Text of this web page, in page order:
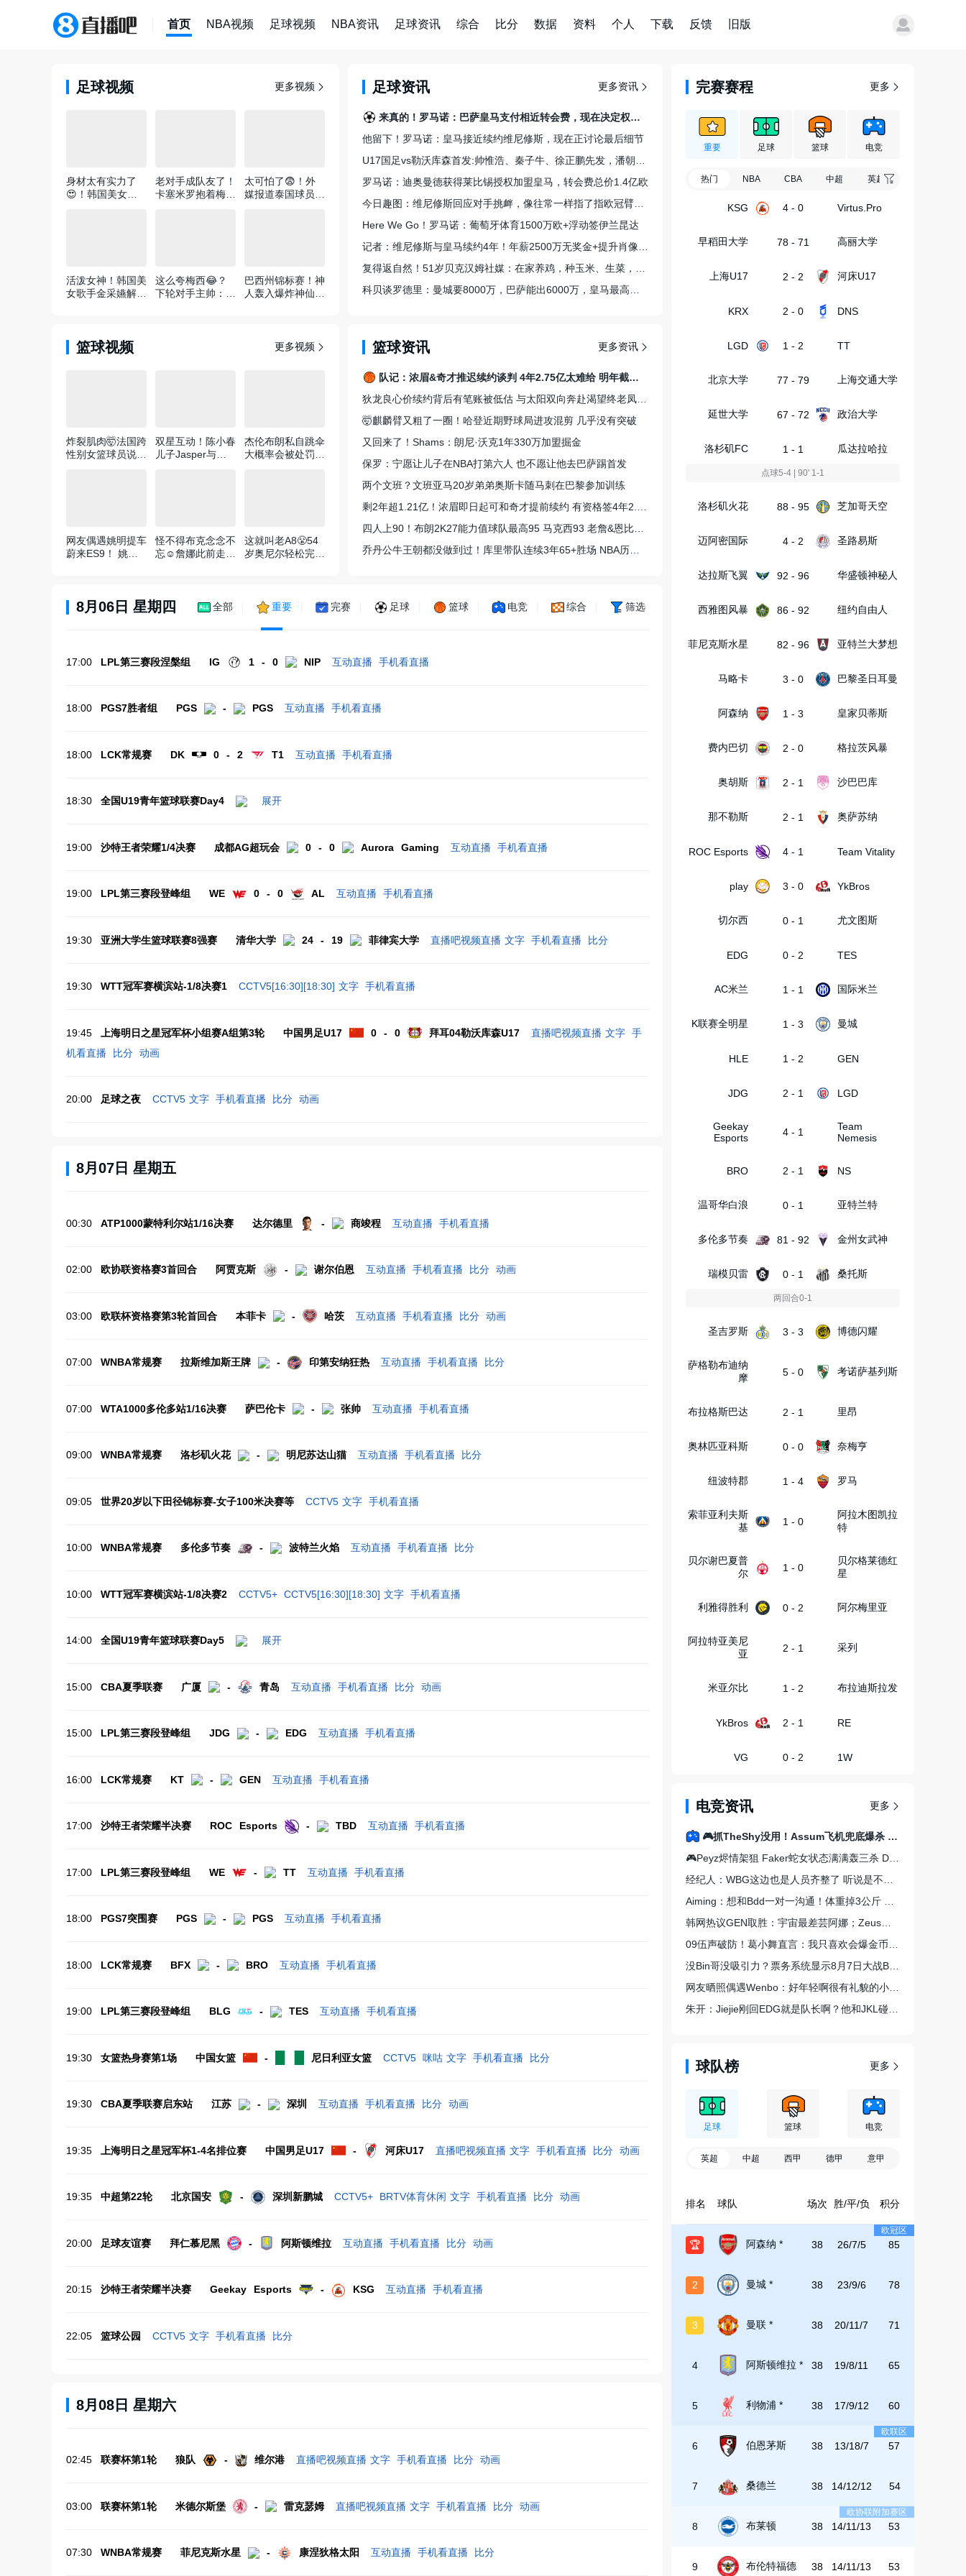
首页 NBA视频 足球视频 NBA资讯 足球资讯 综合 比分 数据 资料 个人 下载 反馈 旧版
足球视频 更多视频
身材太有实力了
😍！韩国美女歌
老对手成队友了！
卡塞米罗抱着梅
太可怕了😨！外
媒报道泰国球员比
活泼女神！韩国美
女歌手金采嬿解说
这么夸梅西😂？
下轮对手主帅：哥
巴西州锦标赛！神
人轰入爆炸神仙
足球资讯 更多资讯
来真的！罗马诺：巴萨皇马支付相近转会费，现在决定权在罗德里
他留下！罗马诺：皇马接近续约维尼修斯，现在正讨论最后细节
罗马诺：迪奥曼德获得莱比锡授权加盟皇马，转会费总价1.4亿欧
Here We Go！罗马诺：葡萄牙体育1500万欧+浮动签伊兰昆达
篮球视频 更多视频
炸裂肌肉🤯法国跨
性别女篮球员说想
双星互动！陈小春
儿子Jasper与湖
杰伦布朗私自跳伞
大概率会被处罚！
网友偶遇姚明提车
蔚来ES9！ 姚明
怪不得布克念念不
忘☺️詹娜此前走
这就叫老A8😤54
岁奥尼尔轻松完成
篮球资讯 更多资讯
队记：浓眉&奇才推迟续约谈判 4年2.75亿太难给 明年截止日成关键
🤯麒麟臂又粗了一圈！哈登近期野球局进攻混剪 几乎没有突破
又回来了！Shams：朗尼·沃克1年330万加盟掘金
保罗：宁愿让儿子在NBA打第六人 也不愿让他去巴萨踢首发
两个文班？文班亚马20岁弟弟奥斯卡随马刺在巴黎参加训练
全部 重要 完赛 足球 篮球 电竞 综合 筛选
8月06日 星期四
17:00 LPL第三赛段涅槃组 IG 1 - 0 NIP 互动直播 手机看直播
18:00 PGS7胜者组 PGS - PGS 互动直播 手机看直播
18:00 LCK常规赛 DK 0 - 2 T1 互动直播 手机看直播
18:30 全国U19青年篮球联赛Day4 展开
19:00 沙特王者荣耀1/4决赛 成都AG超玩会 0 - 0 Aurora Gaming 互动直播 手机看直播
19:00 LPL第三赛段登峰组 WE 0 - 0 AL 互动直播 手机看直播
19:30 亚洲大学生篮球联赛8强赛 清华大学 24 - 19 菲律宾大学 直播吧视频直播 文字 手机看直播 比分
19:30 WTT冠军赛横滨站-1/8决赛1 CCTV5[16:30][18:30] 文字 手机看直播
19:45 上海明日之星冠军杯小组赛A组第3轮 中国男足U17 0 - 0 拜耳04勒沃库森U17 直播吧视频直播 文字 手
机看直播
比分 动画
20:00 足球之夜 CCTV5 文字 手机看直播 比分 动画
8月07日 星期五
00:30 ATP1000蒙特利尔站1/16决赛 达尔德里 - 商竣程 互动直播 手机看直播
02:00 欧协联资格赛3首回合 阿贾克斯 - 谢尔伯恩 互动直播 手机看直播 比分 动画
03:00 欧联杯资格赛第3轮首回合 本菲卡 - 哈茨 互动直播 手机看直播 比分 动画
07:00 WNBA常规赛 拉斯维加斯王牌 - 印第安纳狂热 互动直播 手机看直播 比分
07:00 WTA1000多伦多站1/16决赛 萨巴伦卡 - 张帅 互动直播 手机看直播
09:00 WNBA常规赛 洛杉矶火花 - 明尼苏达山猫 互动直播 手机看直播 比分
09:05 世界20岁以下田径锦标赛-女子100米决赛等 CCTV5 文字 手机看直播
10:00 WNBA常规赛 多伦多节奏 - 波特兰火焰 互动直播 手机看直播 比分
10:00 WTT冠军赛横滨站-1/8决赛2 CCTV5+ CCTV5[16:30][18:30] 文字 手机看直播
14:00 全国U19青年篮球联赛Day5 展开
15:00 CBA夏季联赛 广厦 - 青岛 互动直播 手机看直播 比分 动画
15:00 LPL第三赛段登峰组 JDG - EDG 互动直播 手机看直播
16:00 LCK常规赛 KT - GEN 互动直播 手机看直播
17:00 沙特王者荣耀半决赛 ROC Esports - TBD 互动直播 手机看直播
17:00 LPL第三赛段登峰组 WE - TT 互动直播 手机看直播
18:00 PGS7突围赛 PGS - PGS 互动直播 手机看直播
18:00 LCK常规赛 BFX - BRO 互动直播 手机看直播
19:00 LPL第三赛段登峰组 BLG - TES 互动直播 手机看直播
19:30 女篮热身赛第1场 中国女篮 - 尼日利亚女篮 CCTV5 咪咕 文字 手机看直播 比分
19:30 CBA夏季联赛启东站 江苏 - 深圳 互动直播 手机看直播 比分 动画
19:35 上海明日之星冠军杯1-4名排位赛 中国男足U17 - 河床U17 直播吧视频直播 文字 手机看直播 比分 动画
19:35 中超第22轮 北京国安 - 深圳新鹏城 CCTV5+ BRTV体育休闲 文字 手机看直播 比分 动画
20:00 足球友谊赛 拜仁慕尼黑 - 阿斯顿维拉 互动直播 手机看直播 比分 动画
20:15 沙特王者荣耀半决赛 Geekay Esports - KSG 互动直播 手机看直播
22:05 篮球公园 CCTV5 文字 手机看直播 比分
8月08日 星期六
02:45 联赛杯第1轮 狼队 - 维尔港 直播吧视频直播 文字 手机看直播 比分 动画
03:00 联赛杯第1轮 米德尔斯堡 - 雷克瑟姆 直播吧视频直播 文字 手机看直播 比分 动画
07:30 WNBA常规赛 菲尼克斯水星 - 康涅狄格太阳 互动直播 手机看直播 比分
完赛赛程 更多
重要 足球 篮球 电竞
热门 NBA CBA 中超 英超
KSG 4 - 0 Virtus.Pro
早稻田大学 78 - 71 高丽大学
上海U17 2 - 2 河床U17
KRX 2 - 0 DNS
LGD 1 - 2 TT
北京大学 77 - 79 上海交通大学
延世大学 67 - 72 政治大学
洛杉矶FC 1 - 1 瓜达拉哈拉
点球5-4 | 90' 1-1
洛杉矶火花 88 - 95 芝加哥天空
迈阿密国际 4 - 2 圣路易斯
达拉斯飞翼 92 - 96 华盛顿神秘人
西雅图风暴 86 - 92 纽约自由人
菲尼克斯水星 82 - 96 亚特兰大梦想
马略卡 3 - 0 巴黎圣日耳曼
阿森纳 1 - 3 皇家贝蒂斯
费内巴切 2 - 0 格拉茨风暴
奥胡斯 2 - 1 沙巴巴库
那不勒斯 2 - 1 奥萨苏纳
ROC Esports 4 - 1 Team Vitality
play 3 - 0 YkBros
切尔西 0 - 1 尤文图斯
EDG 0 - 2 TES
AC米兰 1 - 1 国际米兰
K联赛全明星 1 - 3 曼城
HLE 1 - 2 GEN
JDG 2 - 1 LGD
Geekay
Esports
4 - 1
Team
Nemesis
BRO 2 - 1 NS
温哥华白浪 0 - 1 亚特兰特
多伦多节奏 81 - 92 金州女武神
瑞模贝雷 0 - 1 桑托斯
两回合0-1
圣吉罗斯 3 - 3 博德闪耀
萨格勒布迪纳
摩
5 - 0 考诺萨基列斯
布拉格斯巴达 2 - 1 里昂
奥林匹亚科斯 0 - 0 奈梅亨
纽波特郡 1 - 4 罗马
索菲亚利夫斯
基
1 - 0
阿拉木图凯拉
特
贝尔谢巴夏普
尔
1 - 0
贝尔格莱德红
星
利雅得胜利 0 - 2 阿尔梅里亚
阿拉特亚美尼
亚
2 - 1 采列
米亚尔比 1 - 2 布拉迪斯拉发
YkBros 2 - 1 RE
VG 0 - 2 1W
电竞资讯 更多
🎮抓TheShy没用！Assum飞机兜底爆杀 Meiko巴德立天功 iG赢首局
球队榜 更多
足球 篮球 电竞
英超 中超 西甲 德甲 意甲
排名 球队 场次 胜/平/负 积分
🏆 阿森纳 * 38 26/7/5 85
欧冠区
2 曼城 * 38 23/9/6 78
3 曼联 * 38 20/11/7 71
4 阿斯顿维拉 * 38 19/8/11 65
5 利物浦 * 38 17/9/12 60
6 伯恩茅斯 38 13/18/7 57
欧联区
7 桑德兰 38 14/12/12 54
8 布莱顿 38 14/11/13 53
欧协联附加赛区
9 布伦特福德 38 14/11/13 53